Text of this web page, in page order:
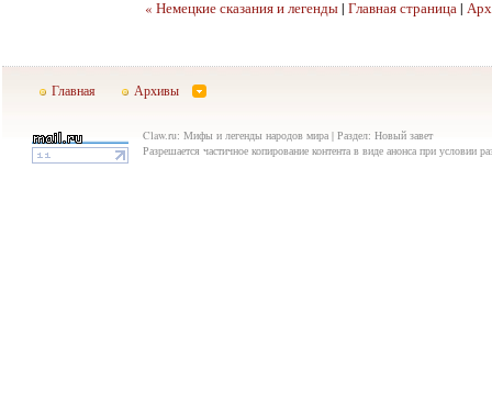
« Немецкие сказания и легенды| Главная страница|
Главная Архивы
Claw.ru: Мифы и легенды народов мира | Раздел: Новый завет
Разрешается частичное копирование контента в виде анонса при условии